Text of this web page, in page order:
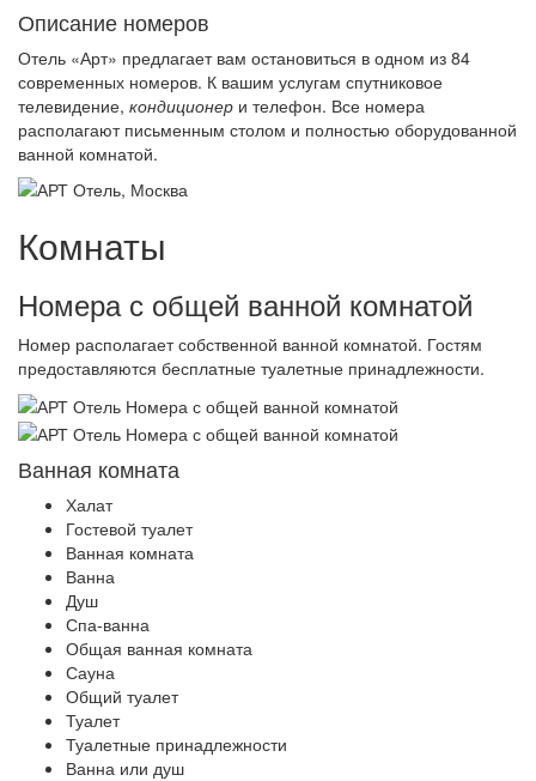
Описание номеров
Отель «Арт» предлагает вам остановиться в одном из 84
современных номеров. К вашим услугам спутниковое
телевидение, кондиционер и телефон. Все номера
располагают письменным столом и полностью оборудованной
ванной комнатой.
Комнаты
Номера с общей ванной комнатой
Номер располагает собственной ванной комнатой. Гостям
предоставляются бесплатные туалетные принадлежности.
Ванная комната
Халат
Гостевой туалет
Ванная комната
Ванна
Душ
Спа-ванна
Общая ванная комната
Сауна
Общий туалет
Туалет
Туалетные принадлежности
Ванна или душ